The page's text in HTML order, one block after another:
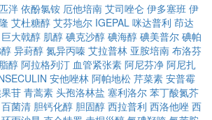
泮 依酚氯铵 厄他培南 艾司唑仑 伊多塞班 伊
艾杜糖醇 艾芬地尔 IGEPAL 咪达普利 茚达
巨大戟醇 肌醇 碘克沙醇 碘海醇 碘美普尔 碘帕
异葑醇 氮异丙嗪 艾拉普林 亚胺培南 布洛芬
醇 阿拉格列汀 血管紧张素 阿尼芬净 阿尼扎
安他唑林 阿帕地松 芹菜素 安普霉
苷 青蒿素 头孢洛林盐 塞利洛尔 苯丁酸氮芥
百菌清 胆钙化醇 胆固醇 西拉普利 西洛他唑 西